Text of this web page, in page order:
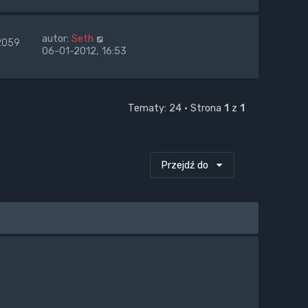
autor: Seth
06-01-2012, 16:53
Tematy: 24 • Strona 1 z 1
Przejdź do